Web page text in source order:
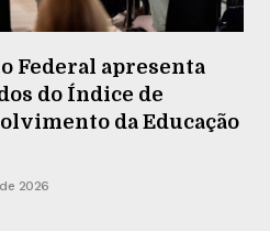
Federal apresenta
do Índice de
da Educação
2026